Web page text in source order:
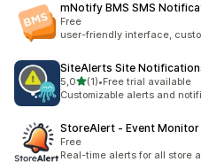
mNotify BMS SMS
Free
user-friendly interface,
SiteAlerts Site
5,0/ 5 tähteä
(1)
1 arvostelua yhteensä
•Free trial available
Customizable alerts and
StoreAlert ‑ Event Monitor
Free
Real-time alerts for all store